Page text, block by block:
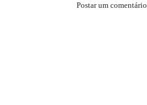
Postar um comentário